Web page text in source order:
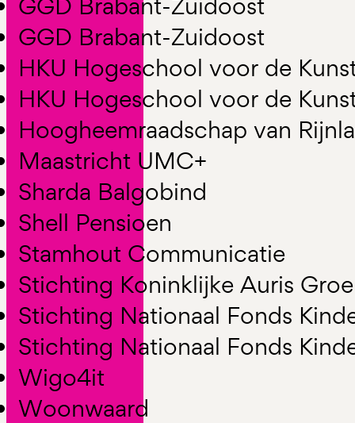
GGD Brabant-Zuidoost
HKU Hogeschool voor de
HKU Hogeschool voor de
Hoogheemraadschap van
Maastricht UMC+
Sharda Balgobind
Shell Pensioen
Stamhout Communicatie
Stichting Koninklijke Auris
Stichting Nationaal Fonds
Stichting Nationaal Fonds
Wigo4it
Woonwaard